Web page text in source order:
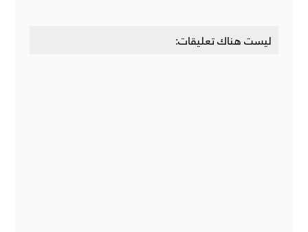
ليست هناك تعليقات: